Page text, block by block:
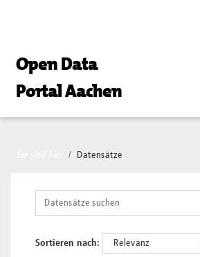
Open Data
Portal Aachen
Datensätze
Sortieren nach